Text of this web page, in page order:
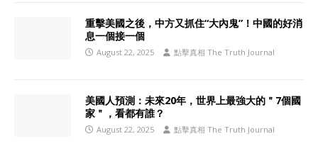
重擊美國之後，中方又抓住“大內鬼”！中國的好消
息一個接一個
August 22, 2025 點擊真相 The Truth Journal
美國人預測：未來20年，世界上最強大的＂7個國
家＂，看都有誰？
August 22, 2025 點擊真相 The Truth Journal